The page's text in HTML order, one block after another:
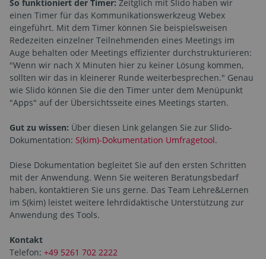
So funktioniert der Timer: Zeitglich mit Slido haben wir
einen Timer für das Kommunikationswerkzeug Webex
eingeführt. Mit dem Timer können Sie beispielsweisen
Redezeiten einzelner Teilnehmenden eines Meetings im
Auge behalten oder Meetings effizienter durchstrukturieren:
"Wenn wir nach X Minuten hier zu keiner Lösung kommen,
sollten wir das in kleinerer Runde weiterbesprechen." Genau
wie Slido können Sie die den Timer unter dem Menüpunkt
"Apps" auf der Übersichtsseite eines Meetings starten.
Gut zu wissen: Über diesen Link gelangen Sie zur Slido-
Dokumentation: S(kim)-Dokumentation Umfragetool.
Diese Dokumentation begleitet Sie auf den ersten Schritten
mit der Anwendung. Wenn Sie weiteren Beratungsbedarf
haben, kontaktieren Sie uns gerne. Das Team Lehre&Lernen
im S(kim) leistet weitere lehrdidaktische Unterstützung zur
Anwendung des Tools.
Kontakt
Telefon: +49 5261 702 2222